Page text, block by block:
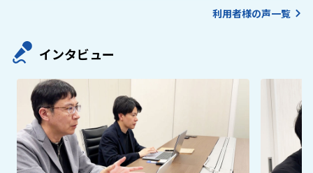
利用者様の声一覧
インタビュー